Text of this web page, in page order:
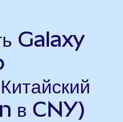
Galaxy
в CNY)